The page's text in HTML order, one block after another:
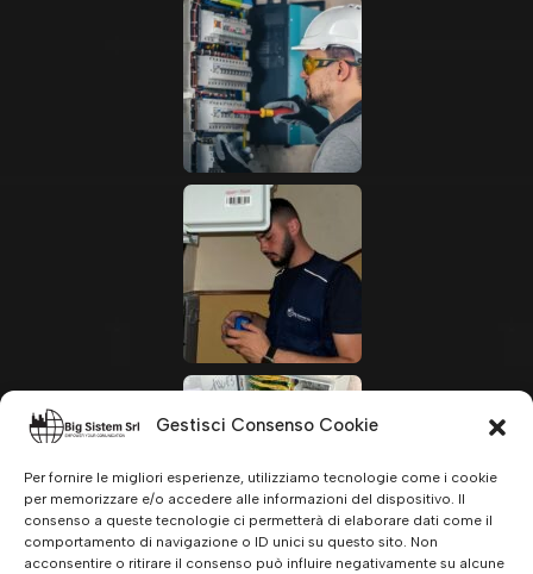
Gestisci Consenso Cookie
Per fornire le migliori esperienze, utilizziamo tecnologie come i cookie
per memorizzare e/o accedere alle informazioni del dispositivo. Il
consenso a queste tecnologie ci permetterà di elaborare dati come il
comportamento di navigazione o ID unici su questo sito. Non
acconsentire o ritirare il consenso può influire negativamente su alcune